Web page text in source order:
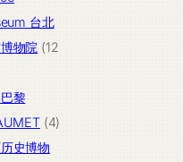
台北
物院 12
黎
44
史博物